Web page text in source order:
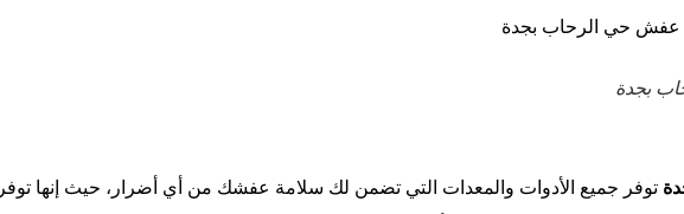
بجدة
توفر جميع الأدوات والمعدات التي تضمن لك سلامة عفشك من أي أضرار، حيث إنها توفر